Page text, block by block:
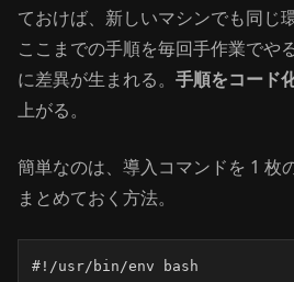
ておけば、新しいマシンでも同じ
ここまでの手順を毎回手作業でや
に差異が生まれる。 手順をコード
上がる。
簡単なのは、導入コマンドを 1 枚
まとめておく方法。
#!/usr/bin/env bash